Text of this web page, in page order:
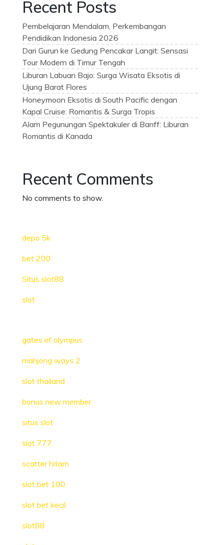
Recent Posts
Pembelajaran Mendalam, Perkembangan
Pendidikan Indonesia 2026
Dari Gurun ke Gedung Pencakar Langit: Sensasi
Tour Modern di Timur Tengah
Liburan Labuan Bajo: Surga Wisata Eksotis di
Ujung Barat Flores
Honeymoon Eksotis di South Pacific dengan
Kapal Cruise: Romantis & Surga Tropis
Alam Pegunungan Spektakuler di Banff: Liburan
Romantis di Kanada
Recent Comments
No comments to show.
depo 5k
bet 200
Situs slot88
slot
gates of olympus
mahjong ways 2
slot thailand
bonus new member
situs slot
slot 777
scatter hitam
slot bet 100
slot bet kecil
slot88